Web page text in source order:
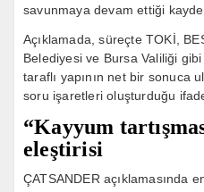
savunmaya devam ettiği
Açıklamada, süreçte TOKİ,
Belediyesi ve Bursa Valiliği
taraflı yapının net bir sonuca
soru işaretleri oluşturduğu
“Kayyum
eleştirisi
ÇATSANDER açıklamasında